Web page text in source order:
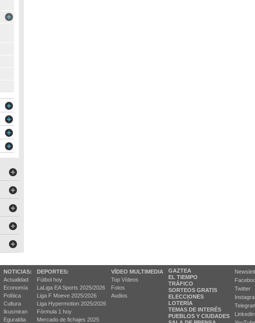
NOTICIAS:
Actualidad
Economía
Política
Cultura
Ikusmiran
Eguraldia
DEPORTES:
Fútbol hoy
LaLiga EA Sports 2025/2026
Liga F Moeve 2025/2026
Liga Hypermotion 2025/2026
Fórmula 1 hoy
Mercado de fichajes 2025
VÍDEO MULTIMEDIA
Top Vídeos
Fotos
Audios
GAZTEA
EL TIEMPO
TRÁFICO
SORTEOS GRATIS
ELECCIONES
LOTERÍA
TEMAS DE INTERÉS
PUEBLOS Y CIUDADES
Twitter
Linkedin